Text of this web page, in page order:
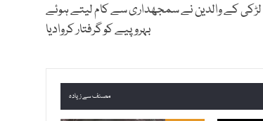
لڑکی کے والدین نے سمجھداری سے کام لیتے ہوئے
بہروپیے کو گرفتار کروادیا
مصنف سے زیادہ